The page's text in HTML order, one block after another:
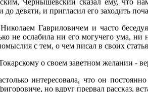
Чернышевский сказал ему, что
до девяти, и пригласил его заходить
Гавриловичем и часто
не ослабила ни его могучего ума,
с тем, о чем писал в своих
о своем заветном желании -
интересовала, что он
но вдруг прервал рассказ,